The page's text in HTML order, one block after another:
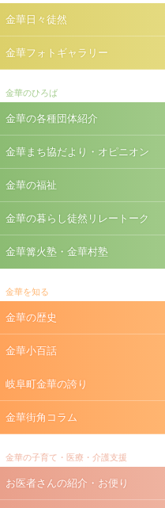
金華日々徒然
金華フォトギャラリー
金華のひろば
金華の各種団体紹介
金華まち協だより・オピニオン
金華の福祉
金華の暮らし徒然リレートーク
金華篝火塾・金華村塾
金華を知る
金華の歴史
金華小百話
岐阜町金華の誇り
金華街角コラム
金華の子育て・医療・介護支援
お医者さんの紹介・お便り